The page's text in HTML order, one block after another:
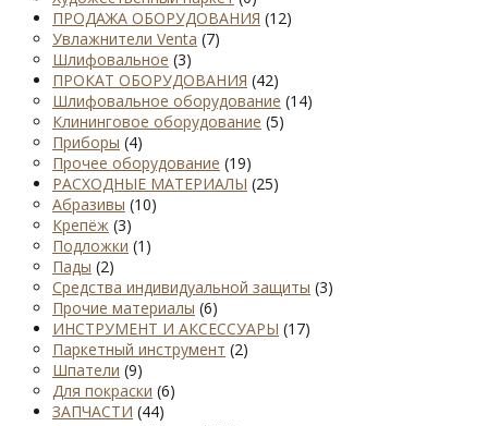
ПРОДАЖА ОБОРУДОВАНИЯ (12)
Увлажнители Venta (7)
Шлифовальное (3)
ПРОКАТ ОБОРУДОВАНИЯ (42)
Шлифовальное оборудование (14)
Клининговое оборудование (5)
Приборы (4)
Прочее оборудование (19)
РАСХОДНЫЕ МАТЕРИАЛЫ (25)
Абразивы (10)
Крепёж (3)
Подложки (1)
Пады (2)
Средства индивидуальной защиты (3)
Прочие материалы (6)
ИНСТРУМЕНТ И АКСЕССУАРЫ (17)
Паркетный инструмент (2)
Шпатели (9)
Для покраски (6)
ЗАПЧАСТИ (44)